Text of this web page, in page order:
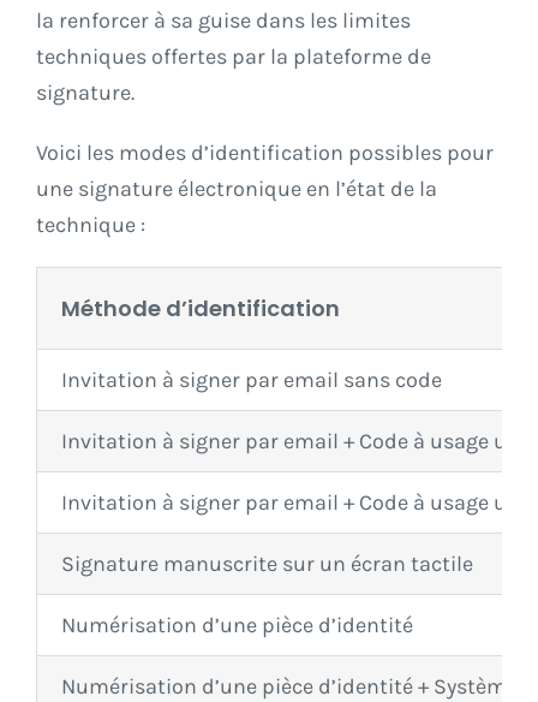
la renforcer à sa guise dans les limites
techniques offertes par la plateforme de
signature.
Voici les modes d’identification possibles pour
une signature électronique en l’état de la
technique :
Méthode d’identification
Invitation à signer par email sans code
Invitation à signer par email + Code à usage
Invitation à signer par email + Code à usage
Signature manuscrite sur un écran tactile
Numérisation d’une pièce d’identité
Numérisation d’une pièce d’identité + Système